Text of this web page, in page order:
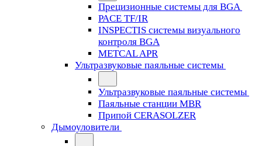
Прецизионные системы для BGA
PACE TF/IR
INSPECTIS системы визуального
контроля BGA
METCAL APR
Ультразвуковые паяльные системы
Ультразвуковые паяльные системы
Паяльные станции MBR
Припой CERASOLZER
Дымоуловители